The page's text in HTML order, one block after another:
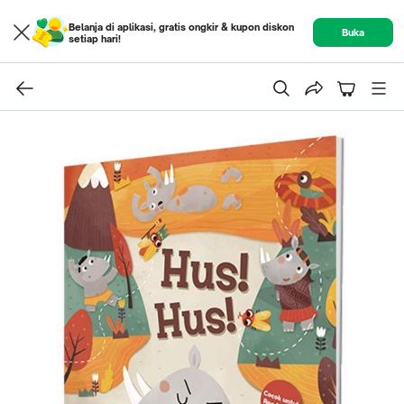
Belanja di aplikasi, gratis ongkir & kupon diskon
setiap hari!
Buka